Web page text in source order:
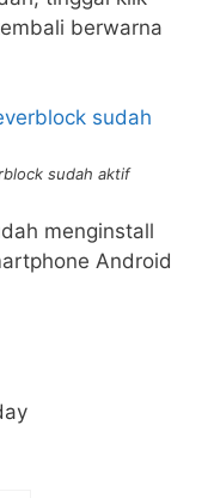
berwarna
sudah aktif
menginstall
Android